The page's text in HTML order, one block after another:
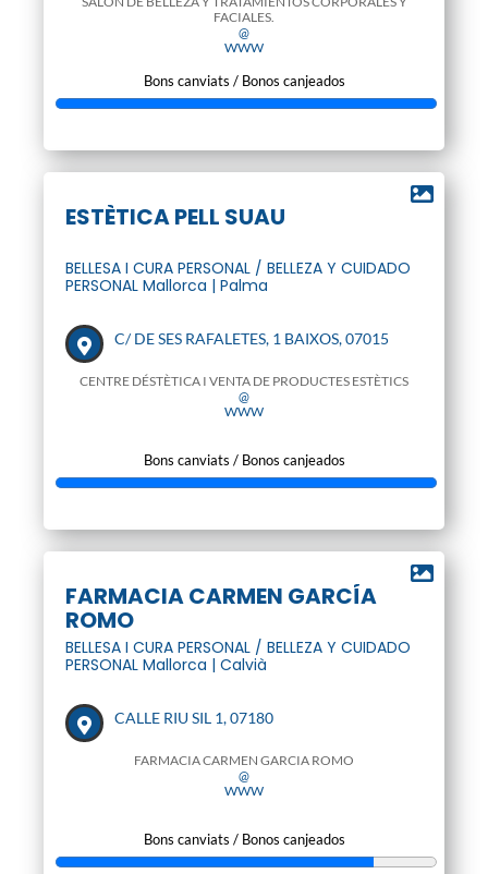
FACIALES.
@
WWW
Bons canviats / Bonos canjeados
ESTÈTICA PELL SUAU
BELLESA I CURA PERSONAL / BELLEZA Y CUIDADO
PERSONAL Mallorca | Palma
C/ DE SES RAFALETES, 1 BAIXOS, 07015
CENTRE DÉSTÈTICA I VENTA DE PRODUCTES ESTÈTICS
@
WWW
Bons canviats / Bonos canjeados
FARMACIA CARMEN GARCÍA
ROMO
BELLESA I CURA PERSONAL / BELLEZA Y CUIDADO
PERSONAL Mallorca | Calvià
CALLE RIU SIL 1, 07180
FARMACIA CARMEN GARCIA ROMO
@
WWW
Bons canviats / Bonos canjeados